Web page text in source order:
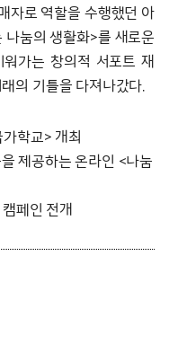
자로 역할을 수행했던 아
눔의 생활화>를 새로운
가는 창의적 서포트 재
의 기틀을 다져나갔다.
학교> 개최
제공하는 온라인 <나눔
페인 전개